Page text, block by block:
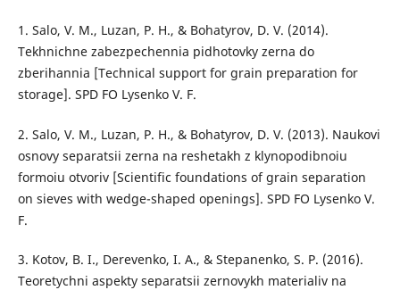
1. Salo, V. M., Luzan, P. H., & Bohatyrov, D. V. (2014).
Tekhnichne zabezpechennia pidhotovky zerna do
zberihannia [Technical support for grain preparation for
storage]. SPD FO Lysenko V. F.
2. Salo, V. M., Luzan, P. H., & Bohatyrov, D. V. (2013). Naukovi
osnovy separatsii zerna na reshetakh z klynopodibnoiu
formoiu otvoriv [Scientific foundations of grain separation
on sieves with wedge-shaped openings]. SPD FO Lysenko V.
F.
3. Kotov, B. I., Derevenko, I. A., & Stepanenko, S. P. (2016).
Teoretychni aspekty separatsii zernovykh materialiv na